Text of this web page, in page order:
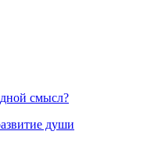
смысл?
души